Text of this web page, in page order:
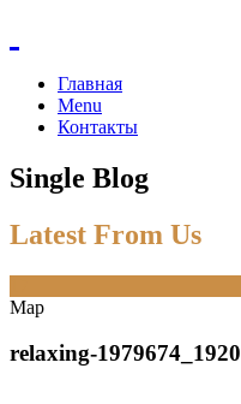
Главная
Menu
Контакты
Single Blog
Latest From Us
Мар
relaxing-1979674_1920